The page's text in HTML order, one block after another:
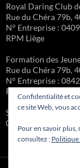
Royal Daring Club
Rue du Chéra 79b,
N° Entreprise :
RPM Liège
Formation des
Rue du Chéra 79b,
N° Entreprise :
RPM Liège
Site administré par
0473/98.45.85
Confidentialité et
ce site Web, vous
Pour en savoir
consultez : Politique